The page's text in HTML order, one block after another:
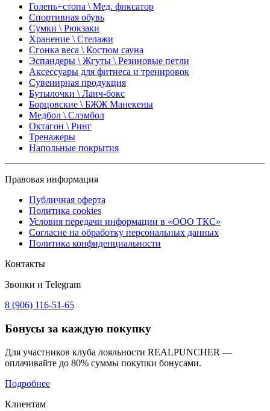
Голень+стопа \ Мед. фиксатор
Спортивная обувь
Сумки \ Рюкзаки
Хранение \ Стелажи
Сгонка веса \ Костюм сауна
Эспандеры \ Жгуты \ Резиновые петли
Аксессуары для фитнеса и тренировок
Сувенирная продукция
Бутылочки \ Ланч-бокс
Борцовские \ БЖЖ Манекены
Медбол \ Слэмбол
Октагон \ Ринг
Тренажеры
Напольные покрытия
Правовая информация
Публичная оферта
Политика cookies
Условия передачи информации в «ООО ТКС»
Согласие на обработку персональных данных
Политика конфиденциальности
Контакты
Звонки и Telegram
8 (906) 116-51-65
Бонусы за каждую покупку
Для участников клуба лояльности REALPUNCHER —
оплачивайте до 80% суммы покупки бонусами.
Подробнее
Клиентам